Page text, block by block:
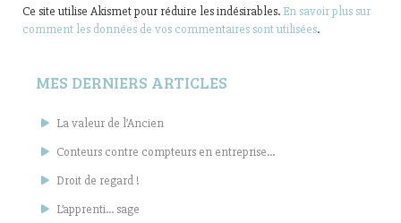
Ce site utilise Akismet pour réduire les indésirables. En savoir plus sur
comment les données de vos commentaires sont utilisées.
MES DERNIERS ARTICLES
La valeur de l’Ancien
Conteurs contre compteurs en entreprise…
Droit de regard !
L’apprenti… sage